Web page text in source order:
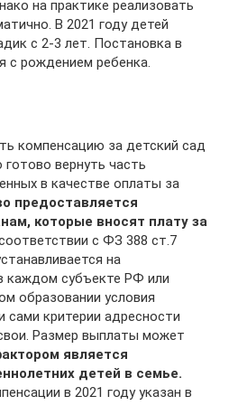
на практике реализовать
В 2021 году детей
с 2-3 лет. Постановка в
с рождением ребенка.
компенсацию за детский сад
готово вернуть часть
в качестве оплаты за
предоставляется
которые вносят плату за
с ФЗ 388 ст.7
на
каждом субъекте РФ или
образовании условия
сами критерии адресности
Размер выплаты может
является
детей в семье.
в 2021 году указан в